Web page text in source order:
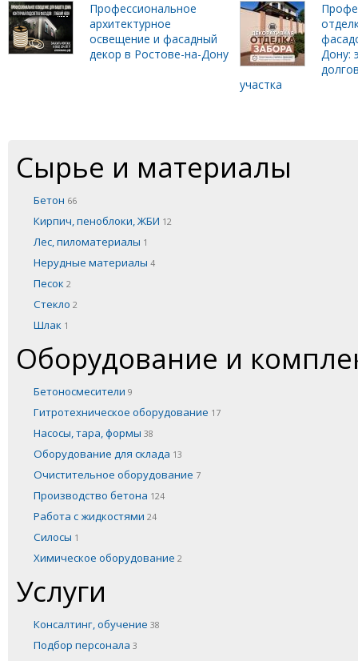
Профессиональное
архитектурное
освещение и фасадный
декор в Ростове-на-Дону
Дону:
участка
Сырье и материалы
Бетон 66
Кирпич, пеноблоки, ЖБИ 12
Лес, пиломатериалы 1
Нерудные материалы 4
Песок 2
Стекло 2
Шлак 1
Оборудование и
Бетоносмесители 9
Гитротехническое оборудование 17
Насосы, тара, формы 38
Оборудование для склада 13
Очистительное оборудование 7
Производство бетона 124
Работа с жидкостями 24
Силосы 1
Химическое оборудование 2
Услуги
Консалтинг, обучение 38
Подбор персонала 3